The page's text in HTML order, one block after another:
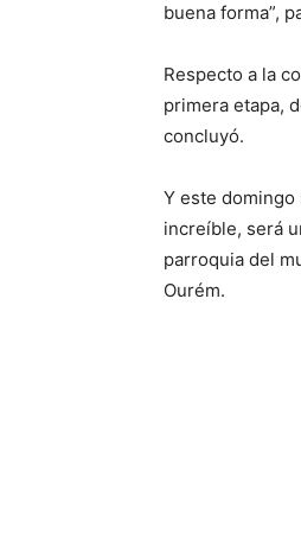
buena forma”,
Respecto a la
primera etapa,
concluyó.
Y este domingo
increíble, será
parroquia del
Ourém.